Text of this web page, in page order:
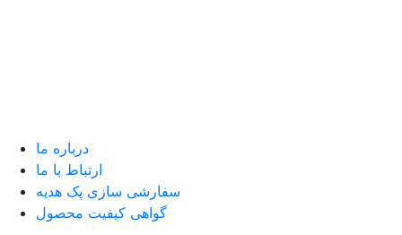
درباره ما
ارتباط با ما
سفارشی سازی پک هدیه
گواهی کیفیت محصول